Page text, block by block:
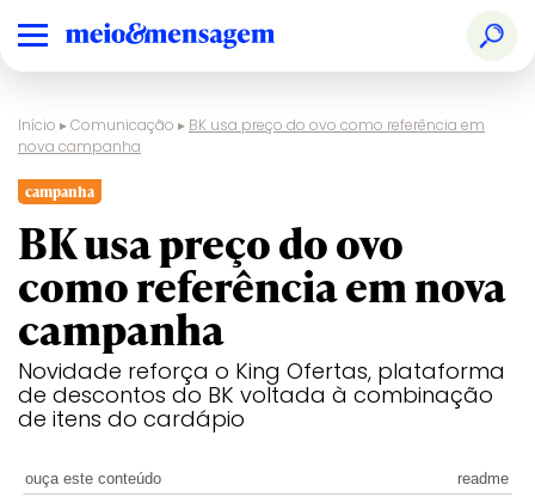
Início ▸Comunicação ▸ BK usa preço do ovo como referência em
nova campanha
campanha
BK usa preço do ovo
como referência em nova
campanha
Novidade reforça o King Ofertas, plataforma
de descontos do BK voltada à combinação
de itens do cardápio
ouça este conteúdo readme